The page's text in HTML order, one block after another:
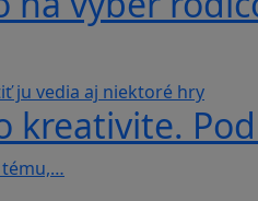
kreativite.
tému,…